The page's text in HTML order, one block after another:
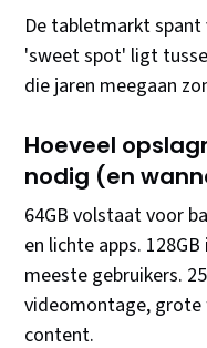
De tabletmarkt
'sweet spot' ligt
die jaren meegaan
Hoeveel
nodig (en
64GB volstaat voor
en lichte apps.
meeste gebruikers.
videomontage,
content.